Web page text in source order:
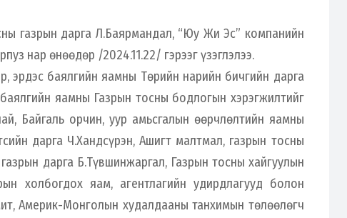
газрын дарга Л.Баярмандал, “Юу Жи Эс” компанийн
нар өнөөдөр /2024.11.22/ гэрээг үзэглэлээ.
эрдэс баялгийн яамны Төрийн нарийн бичгийн дарга
яамны Газрын тосны бодлогын хэрэгжилтийг
Байгаль орчин, уур амьсгалын өөрчлөлтийн яамны
дарга Ч.Хандсүрэн, Ашигт малтмал, газрын тосны
дарга Б.Түвшинжаргал, Газрын тосны хайгуулын
холбогдох яам, агентлагийн удирдлагууд болон
Америк-Монголын худалдааны танхимын төлөөлөгч